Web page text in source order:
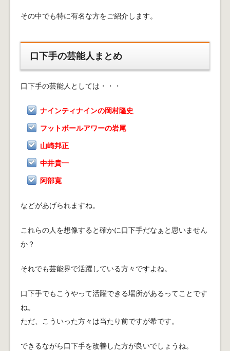
その中でも特に有名な方をご紹介します。
口下手の芸能人まとめ
口下手の芸能人としては・・・
ナインティナインの岡村隆史
フットボールアワーの岩尾
山崎邦正
中井貴一
阿部寛
などがあげられますね。
これらの人を想像すると確かに口下手だなぁと思いません
か？
それでも芸能界で活躍している方々ですよね。
口下手でもこうやって活躍できる場所があるってことです
ね。
ただ、こういった方々は当たり前ですが希です。
できるながら口下手を改善した方が良いでしょうね。